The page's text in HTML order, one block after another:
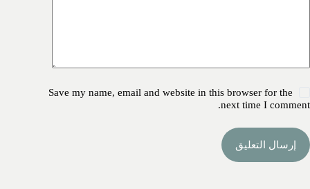
Save my name, email and website in this browser for the
next time I comment.
إرسال التعليق